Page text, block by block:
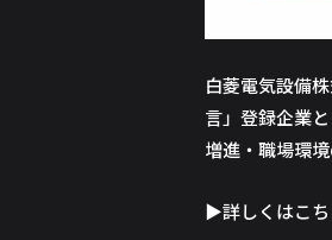
白菱電気設備
言」登録企業
増進・職場環
▶詳しくはこち